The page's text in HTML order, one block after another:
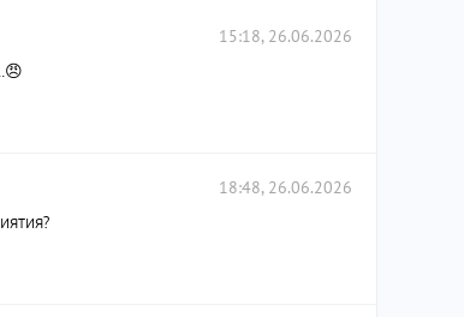
15:18, 26.06.2026
18:48, 26.06.2026